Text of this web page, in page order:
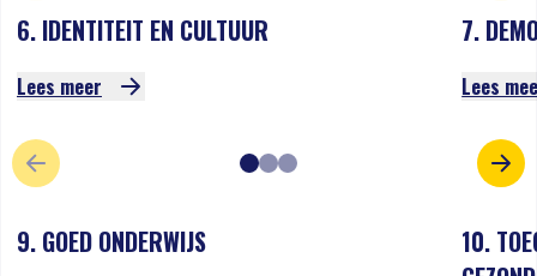
6. IDENTITEIT EN CULTUUR
Lees meer
7.
Lees
VORIGE SLIDE
9. GOED ONDERWIJS
10.